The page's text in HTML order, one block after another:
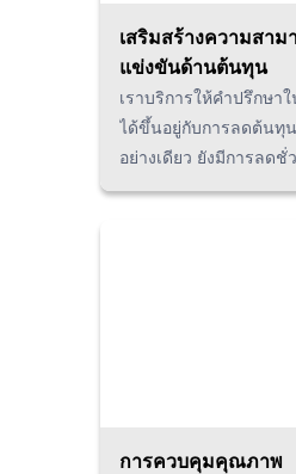
เสริมสร้างความสาม
แข่งขันด้านต้นทุน
เราบริการให้คำปรึกษา
ได้ขึ้นอยู่กับการลดต้นทุน
อย่างเดียว ยังมีการลดชั่
การปรับปรุงงานฝ่ายส
การควบคุมคุณภาพ